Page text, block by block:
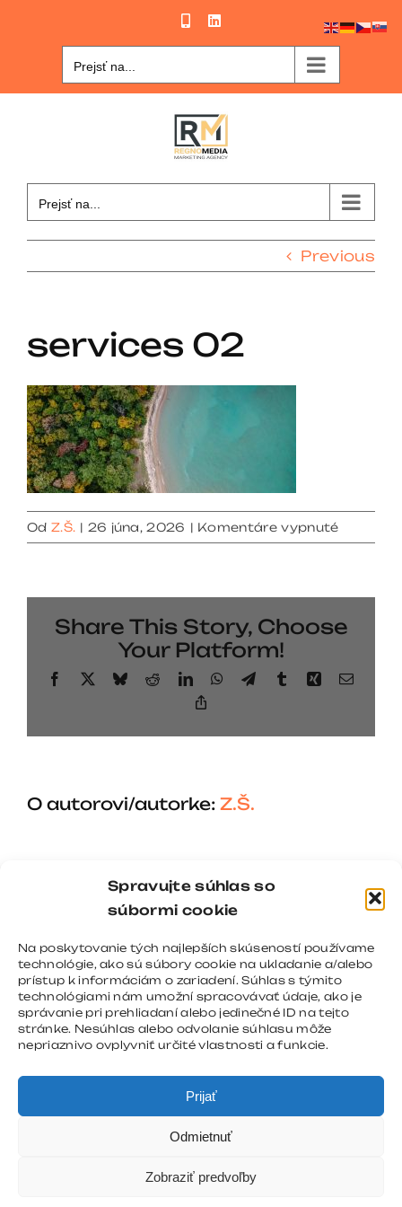
Spravujte súhlas so
súbormi cookie
Na poskytovanie tých najlepších skúseností používame
technológie, ako sú súbory cookie na ukladanie a/alebo
prístup k informáciám o zariadení. Súhlas s týmito
technológiami nám umožní spracovávať údaje, ako je
správanie pri prehliadaní alebo jedinečné ID na tejto
stránke. Nesúhlas alebo odvolanie súhlasu môže
nepriaznivo ovplyvniť určité vlastnosti a funkcie.
Prijať
Odmietnuť
Zobraziť predvoľby
PhoneLinkedIn
Prejsť na...
Prejsť na...
Previous
services 02
Od Z.Š. | 26 júna, 2026 | Komentáre vypnuténa
services
Share This Story, Choose
Your Platform!
Facebook BlueskyRedditLinkedInWhatsApp
TelegramTumblrXingEmail
O autorovi/autorke: Z.Š.
Copyright 2008 - 2026 |REGNOMEDIA